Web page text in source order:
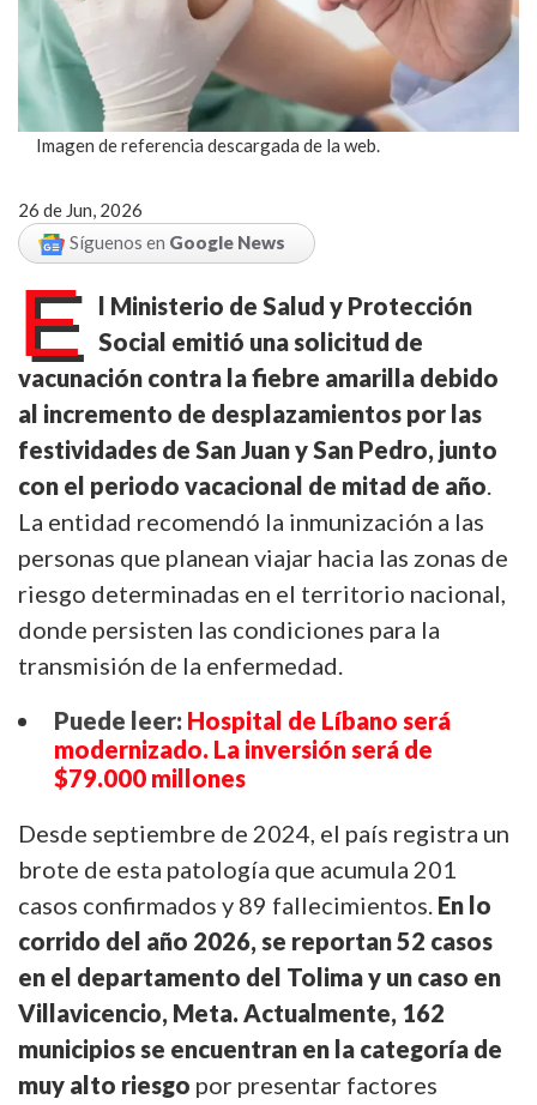
Imagen de referencia descargada de la web.
26 de Jun, 2026
Síguenos en Google News
E
l Ministerio de Salud y Protección
Social emitió una solicitud de
vacunación contra la fiebre amarilla debido
al incremento de desplazamientos por las
festividades de San Juan y San Pedro, junto
con el periodo vacacional de mitad de año.
La entidad recomendó la inmunización a las
personas que planean viajar hacia las zonas de
riesgo determinadas en el territorio nacional,
donde persisten las condiciones para la
transmisión de la enfermedad.
Puede leer: Hospital de Líbano será
modernizado. La inversión será de
$79.000 millones
Desde septiembre de 2024, el país registra un
brote de esta patología que acumula 201
casos confirmados y 89 fallecimientos. En lo
corrido del año 2026, se reportan 52 casos
en el departamento del Tolima y un caso en
Villavicencio, Meta. Actualmente, 162
municipios se encuentran en la categoría de
muy alto riesgo por presentar factores